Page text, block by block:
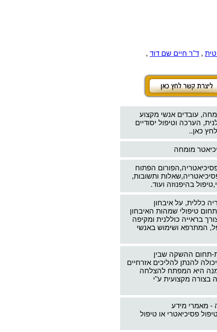
, ד"ר חיים שם דוד ,
עובדים אנשי מקצוע
הערכה וטיפול יסודיים
כאן..
מומחה
הפתוח
ותשובות,
בהיפנוזה ועוד.
כללית, על איבחון
טיפולי שמהות האיבחון
בראייה כוללנית ומקיפה
המתרפא ושימוש באנשי
תחום ההשקה שבין
להנתן להליכים אזרחיים
היא המפתח להצלחה
בצורה מקצועית ע"י
- מאמרי מידע
פסיכיאטרי או טיפול